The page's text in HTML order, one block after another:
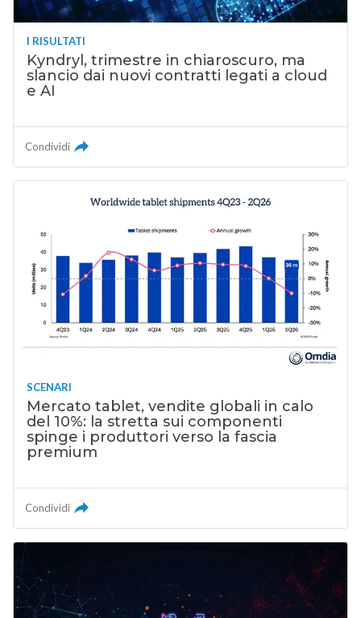
I RISULTATI
Kyndryl, trimestre in chiaroscuro, ma
slancio dai nuovi contratti legati a cloud
e AI
Condividi
SCENARI
Mercato tablet, vendite globali in calo
del 10%: la stretta sui componenti
spinge i produttori verso la fascia
premium
Condividi